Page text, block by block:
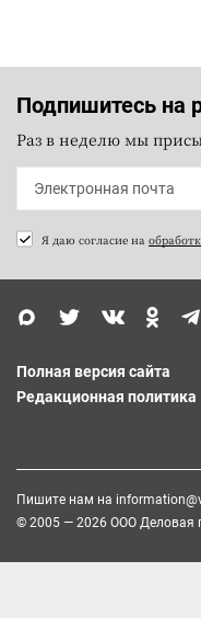
Подпишитесь на
Раз в неделю мы
Я даю согласие на
Полная версия сайта
Редакционная политика
Пишите нам на
© 2005 — 2026 ООО Деловая